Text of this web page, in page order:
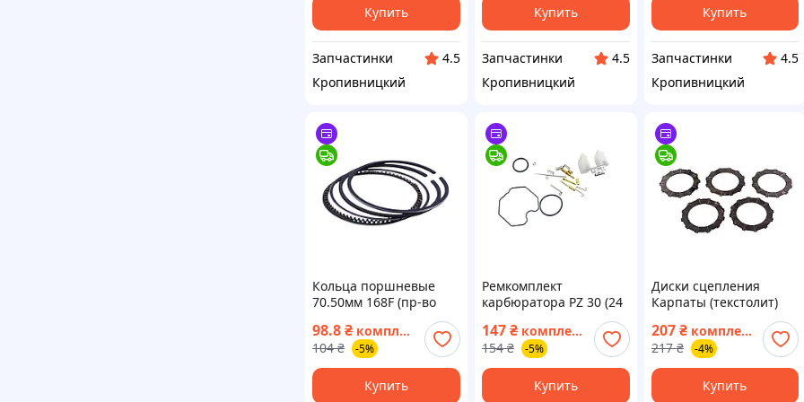
Купить
Запчастинки
4.5
Кропивницкий
Купить
Запчастинки
4.5
Кропивницкий
Купить
Запчастинки
4.5
Кропивницкий
Кольца поршневые
70.50мм 168F (пр‑во
98.8₴ комплект
104 ₴ -5%
Купить
Ремкомплект
карбюратора PZ 30 (24
детали) (пр‑во Завод)
ВССМ
147₴ комплект
154 ₴ -5%
Купить
Диски сцепления
Карпаты (текстолит)
5шт. (пр‑во JING) ВССМ
ПД 153040
207 ₴ комплект
217 ₴ -4%
Купить